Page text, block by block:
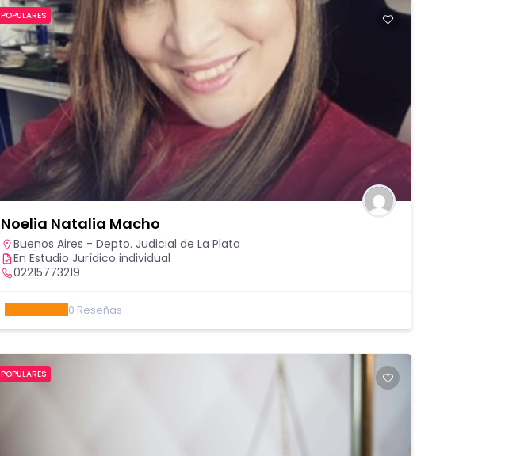
POPULARES
Noelia Natalia Macho
Buenos Aires - Depto. Judicial de La Plata
En Estudio Jurídico individual
02215773219
0 Reseñas
POPULARES